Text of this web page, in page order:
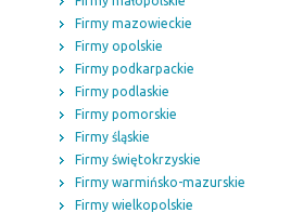
Firmy mazowieckie
Firmy opolskie
Firmy podkarpackie
Firmy podlaskie
Firmy pomorskie
Firmy śląskie
Firmy świętokrzyskie
Firmy warmińsko-mazurskie
Firmy wielkopolskie